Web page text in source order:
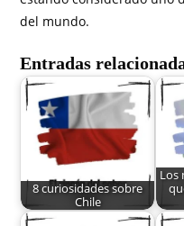
del mundo.
Entradas
8 curiosidades sobre
Chile
Los